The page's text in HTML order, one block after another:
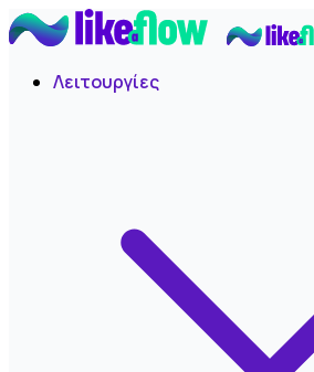
Λειτουργίες